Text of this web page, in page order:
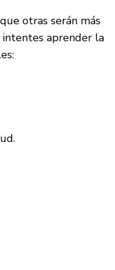
otras serán más
intentes aprender la